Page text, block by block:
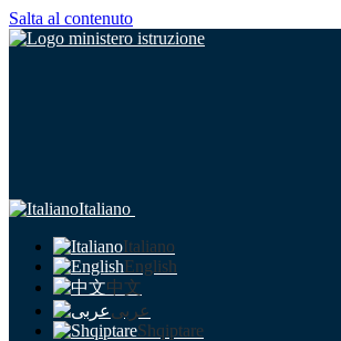
Salta al contenuto
Italiano
Italiano
English
中文
عربى
Shqiptare